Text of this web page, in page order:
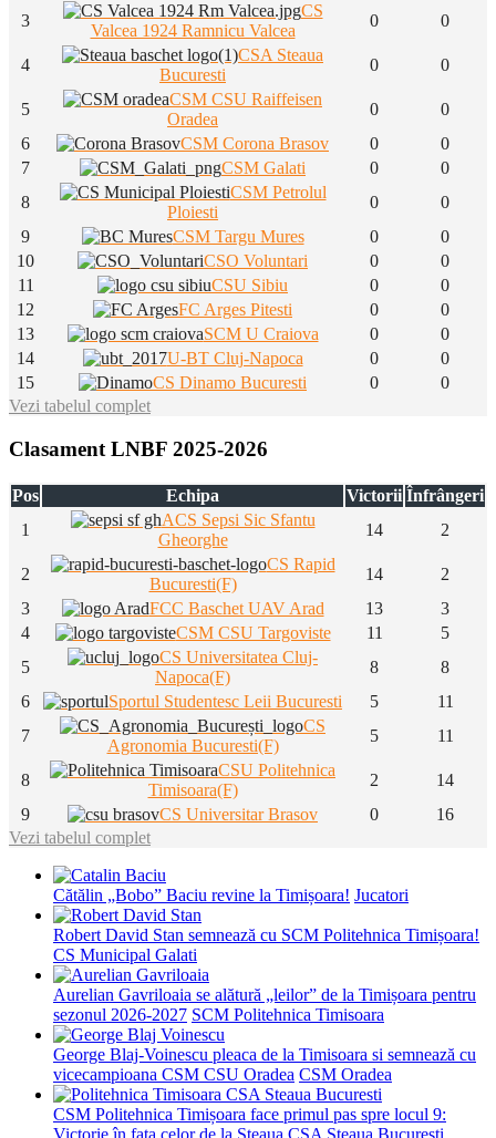
3
CS
Valcea 1924 Ramnicu Valcea
0 0
4
CSA Steaua
Bucuresti
0 0
5
CSM CSU Raiffeisen
Oradea
0
0
6
CSM Corona Brasov 0
0
7
CSM Galati 0
0
8
CSM Petrolul
Ploiesti
0
0
9
CSM Targu Mures 0
0
10
CSO Voluntari 0
0
11
CSU Sibiu 0
0
12
FC Arges Pitesti 0
0
13
SCM U Craiova 0
0
14
U-BT Cluj-Napoca 0
0
15
CS Dinamo Bucuresti 0
0
Vezi tabelul complet
Clasament LNBF 2025-2026
Pos Echipa Victorii Înfrângeri
1
ACS Sepsi Sic Sfantu
Gheorghe
14 2
2
CS Rapid
Bucuresti(F)
14
2
3
FCC Baschet UAV Arad 13
3
4
CSM CSU Targoviste 11
5
5
CS Universitatea Cluj-
Napoca(F)
8
8
6
Sportul Studentesc Leii Bucuresti 5
11
7
CS
Agronomia Bucuresti(F)
5 11
8
CSU Politehnica
Timisoara(F)
2
14
9
CS Universitar Brasov 0
16
Vezi tabelul complet
Cătălin „Bobo” Baciu revine la Timișoara! Jucatori
Robert David Stan semnează cu SCM Politehnica Timișoara!
CS Municipal Galati
Aurelian Gavriloaia se alătură „leilor” de la Timișoara pentru
sezonul 2026-2027 SCM Politehnica Timisoara
George Blaj-Voinescu pleaca de la Timisoara si semnează cu
vicecampioana CSM CSU Oradea CSM Oradea
CSM Politehnica Timișoara face primul pas spre locul 9:
Victorie în fața celor de la Steaua CSA Steaua Bucuresti